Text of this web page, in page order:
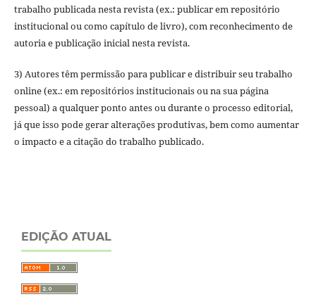
trabalho publicada nesta revista (ex.: publicar em repositório
institucional ou como capítulo de livro), com reconhecimento de
autoria e publicação inicial nesta revista.
3) Autores têm permissão para publicar e distribuir seu trabalho
online (ex.: em repositórios institucionais ou na sua página
pessoal) a qualquer ponto antes ou durante o processo editorial,
já que isso pode gerar alterações produtivas, bem como aumentar
o impacto e a citação do trabalho publicado.
EDIÇÃO ATUAL